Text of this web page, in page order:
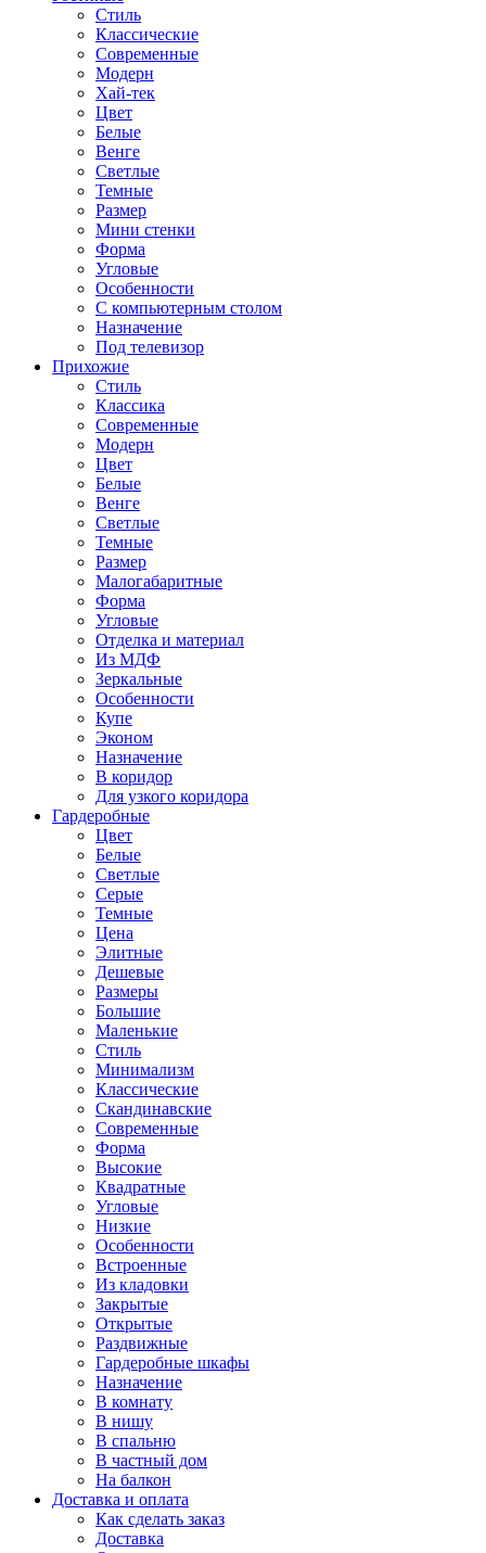
Стиль
Классические
Современные
Модерн
Хай-тек
Цвет
Белые
Венге
Светлые
Темные
Размер
Мини стенки
Форма
Угловые
Особенности
С компьютерным столом
Назначение
Под телевизор
Прихожие
Стиль
Классика
Современные
Модерн
Цвет
Белые
Венге
Светлые
Темные
Размер
Малогабаритные
Форма
Угловые
Отделка и материал
Из МДФ
Зеркальные
Особенности
Купе
Эконом
Назначение
В коридор
Для узкого коридора
Гардеробные
Цвет
Белые
Светлые
Серые
Темные
Цена
Элитные
Дешевые
Размеры
Большие
Маленькие
Стиль
Минимализм
Классические
Скандинавские
Современные
Форма
Высокие
Квадратные
Угловые
Низкие
Особенности
Встроенные
Из кладовки
Закрытые
Открытые
Раздвижные
Гардеробные шкафы
Назначение
В комнату
В нишу
В спальню
В частный дом
На балкон
Доставка и оплата
Как сделать заказ
Доставка